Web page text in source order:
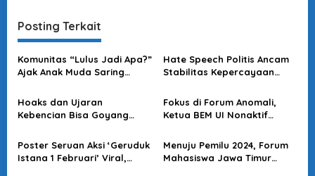
g
a
s
i
p
o
s
Posting Terkait
Komunitas “Lulus Jadi Apa?”
Ajak Anak Muda Saring
Hate Speech Politis Ancam
Stabilitas Kepercayaan
Para Tokoh
Hoaks dan Ujaran
Kebencian Bisa Goyang
Diminta Waspada!
Fokus di Forum Anomali,
Ketua BEM UI Nonaktif
Armando soal Geruduk
Istana 1 Februari
Poster Seruan Aksi ‘Geruduk
Istana 1 Februari’ Viral,
Menuju Pemilu 2024, Forum
Mahasiswa Jawa Timur